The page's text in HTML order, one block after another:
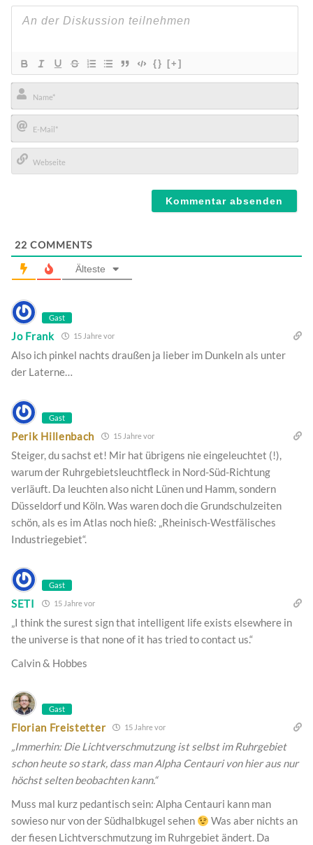
{} [+]
Name*
E-
Mail*
22 COMMENTS
Älteste
Gast
Jo Frank 15 Jahre vor
Also ich pinkel nachts draußen ja lieber im Dunkeln als unter
der Laterne…
Gast
Perik Hillenbach 15 Jahre vor
Steiger, du sachst et! Mir hat übrigens nie eingeleuchtet (!),
warum der Ruhrgebietsleuchtfleck in Nord-Süd-Richtung
verläuft. Da leuchten also nicht Lünen und Hamm, sondern
Düsseldorf und Köln. Was waren doch die Grundschulzeiten
schön, als es im Atlas noch hieß: „Rheinisch-Westfälisches
Industriegebiet“.
Gast
SETI 15 Jahre vor
„I think the surest sign that intelligent life exists elsewhere in
the universe is that none of it has tried to contact us.“
Calvin & Hobbes
Gast
Florian Freistetter 15 Jahre vor
„Immerhin: Die Lichtverschmutzung ist selbst im Ruhrgebiet
schon heute so stark, dass man Alpha Centauri von hier aus nur
höchst selten beobachten kann.“
Muss mal kurz pedantisch sein: Alpha Centauri kann man
sowieso nur von der Südhalbkugel sehen
Was aber nichts an
der fiesen Lichtverschmutzung im Ruhrgebiet ändert. Da